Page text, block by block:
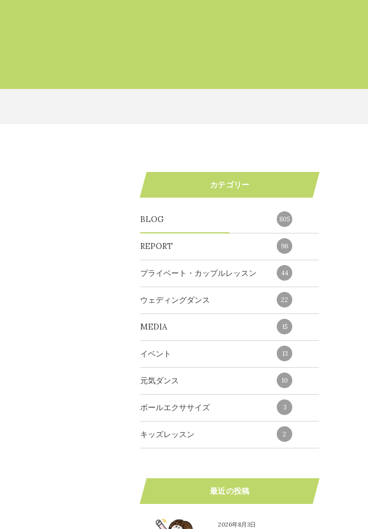
カテゴリー
BLOG 805
REPORT 96
プライベート・カップルレッスン 44
ウェディングダンス 22
MEDIA 15
イベント 13
元気ダンス 10
ボールエクササイズ 3
キッズレッスン 2
最近の投稿
2026年8月3日